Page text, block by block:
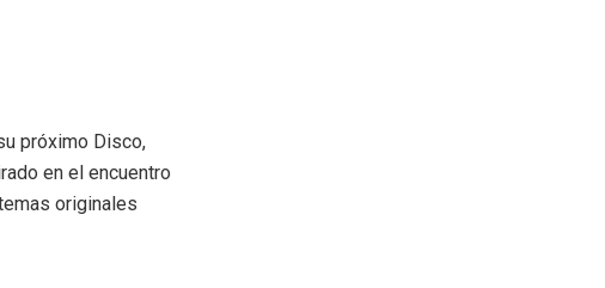
próximo Disco,
en el encuentro
originales